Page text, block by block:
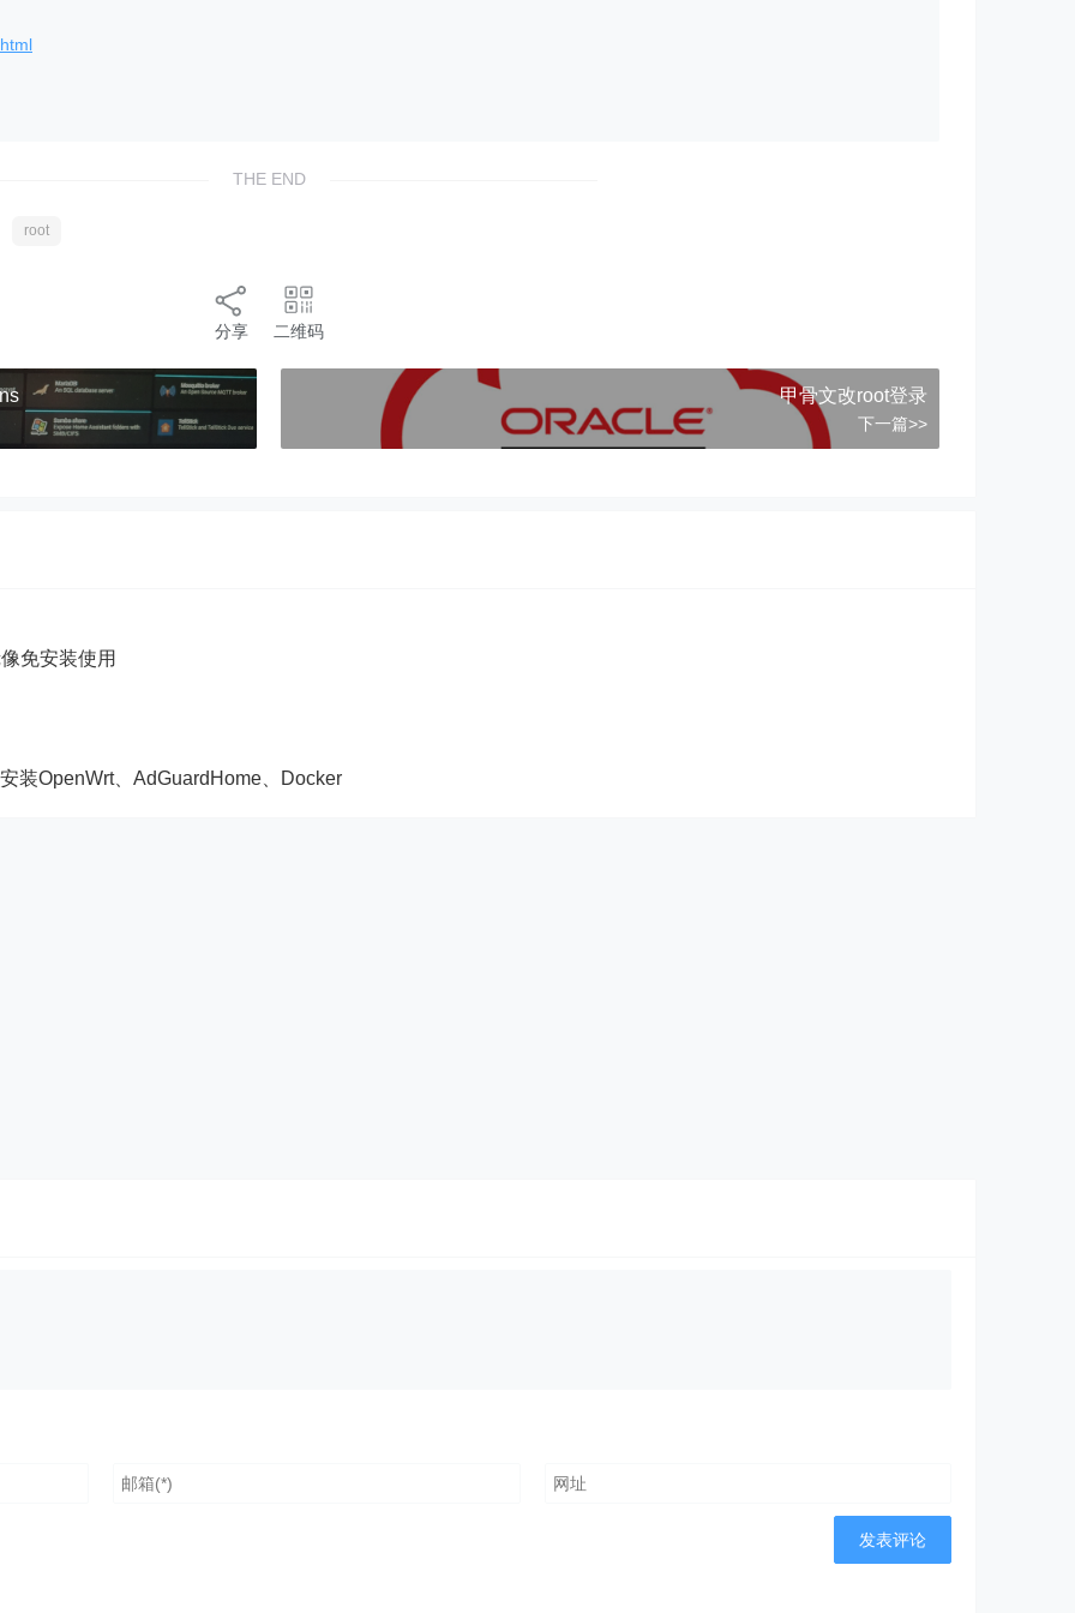
THE END
root
分享 二维码
甲骨文改root登录
下一篇>>
免安装使用
装OpenWrt、AdGuardHome、Docker